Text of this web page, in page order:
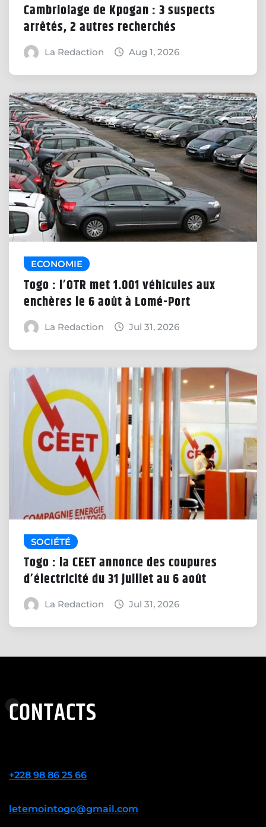
Cambriolage de Kpogan : 3 suspects
arrêtés, 2 autres recherchés
La Redaction Aug 1, 2026
ECONOMIE
Togo : l’OTR met 1.001 véhicules aux
enchères le 6 août à Lomé-Port
La Redaction Jul 31, 2026
SOCIÉTÉ
Togo : la CEET annonce des coupures
d’électricité du 31 juillet au 6 août
La Redaction Jul 31, 2026
CONTACTS
+228 98 86 25 66
letemointogo@gmail.com